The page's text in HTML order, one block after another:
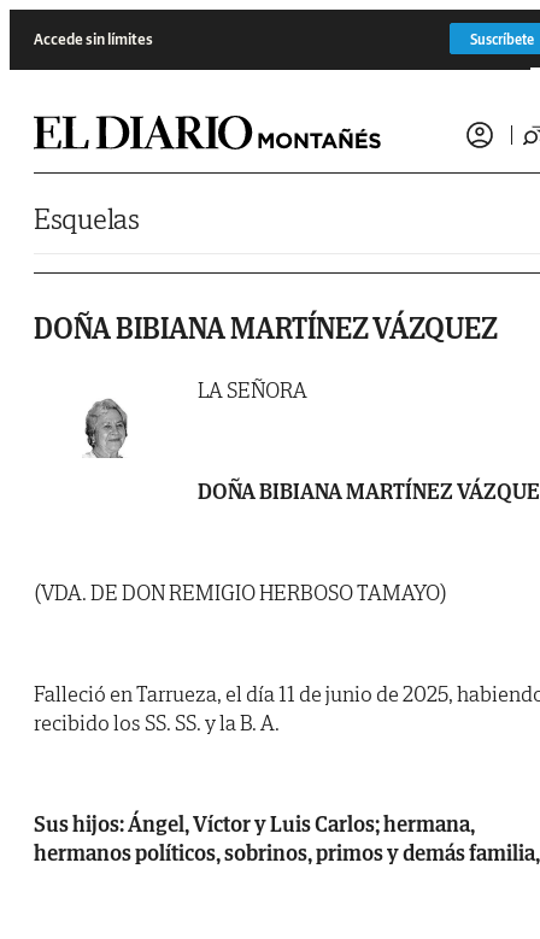
Accede sin límites Suscríbete
Esquelas
DOÑA BIBIANA MARTÍNEZ VÁZQUEZ
LA SEÑORA
DOÑA BIBIANA MARTÍNEZ
(VDA. DE DON REMIGIO HERBOSO TAMAYO)
Falleció en Tarrueza, el día 11 de junio de 2025,
recibido los SS. SS. y la B. A.
Sus hijos: Ángel, Víctor y Luis Carlos; hermana,
hermanos políticos, sobrinos, primos y demás familia,